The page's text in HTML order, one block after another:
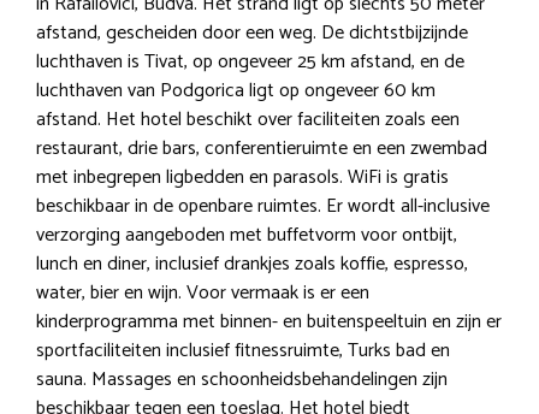
afstand, gescheiden door een weg. De dichtstbijzijnde
luchthaven is Tivat, op ongeveer 25 km afstand, en de
luchthaven van Podgorica ligt op ongeveer 60 km
afstand. Het hotel beschikt over faciliteiten zoals een
restaurant, drie bars, conferentieruimte en een zwembad
met inbegrepen ligbedden en parasols. WiFi is gratis
beschikbaar in de openbare ruimtes. Er wordt all-inclusive
verzorging aangeboden met buffetvorm voor ontbijt,
lunch en diner, inclusief drankjes zoals koffie, espresso,
water, bier en wijn. Voor vermaak is er een
kinderprogramma met binnen- en buitenspeeltuin en zijn er
sportfaciliteiten inclusief fitnessruimte, Turks bad en
sauna. Massages en schoonheidsbehandelingen zijn